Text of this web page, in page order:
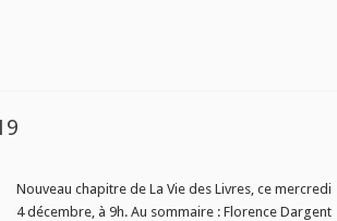
Nouveau chapitre de La Vie des Livres, ce mercredi
4 décembre, à 9h. Au sommaire : Florence Dargent